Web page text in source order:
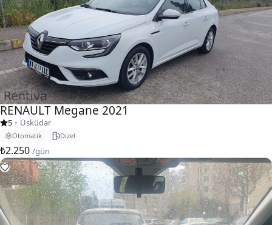
RENAULT Megane 2021
5 • Üsküdar
Otomatik Dizel
₺2.250 /gün